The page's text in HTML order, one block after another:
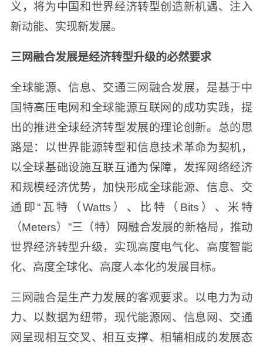
义，将为中国和世界经济转型创造新机遇、注入
新动能、实现新发展。
三网融合发展是经济转型升级的必然要求
全球能源、信息、交通三网融合发展，是基于中
国特高压电网和全球能源互联网的成功实践，提
出的推进全球经济转型发展的理论创新。总的思
路是：以世界能源转型和信息技术革命为契机，
以全球基础设施互联互通为保障，发挥网络经济
和规模经济优势，加快形成全球能源、信息、交
通即“瓦特（Watts）、比特（Bits）、米特
（Meters）”三（特）网融合发展的新格局，推动
世界经济转型升级，实现高度电气化、高度智能
化、高度全球化、高度人本化的发展目标。
三网融合是生产力发展的客观要求。以电力为动
力、以数据为纽带，现代能源网、信息网、交通
网呈现相互交叉、相互支撑、相辅相成的发展态